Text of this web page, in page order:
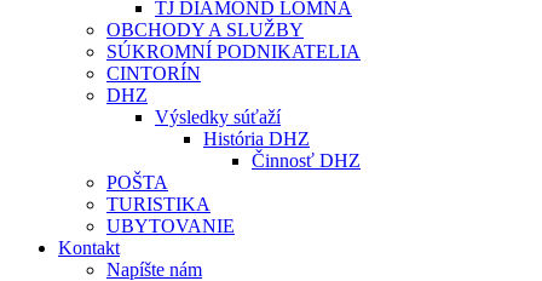
TJ DIAMOND LOMNÁ
OBCHODY A SLUŽBY
SÚKROMNÍ PODNIKATELIA
CINTORÍN
DHZ
Výsledky súťaží
História DHZ
Činnosť DHZ
POŠTA
TURISTIKA
UBYTOVANIE
Kontakt
Napíšte nám